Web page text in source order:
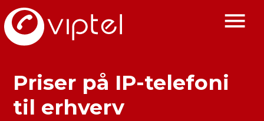
Priser på IP-telefoni
til erhverv